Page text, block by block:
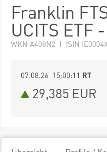
Franklin
UCITS ETF
WKN A408N2 | ISIN
07.08.26 15:00:11 RT
29,385 EUR